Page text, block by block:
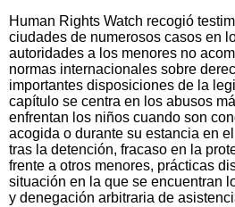
Human Rights Watch recogió
ciudades de numerosos casos en
autoridades a los menores no
normas internacionales sobre
importantes disposiciones de la
capítulo se centra en los abusos
enfrentan los niños cuando son
acogida o durante su estancia en
tras la detención, fracaso en la
frente a otros menores, prácticas
situación en la que se encuentran
y denegación arbitraria de